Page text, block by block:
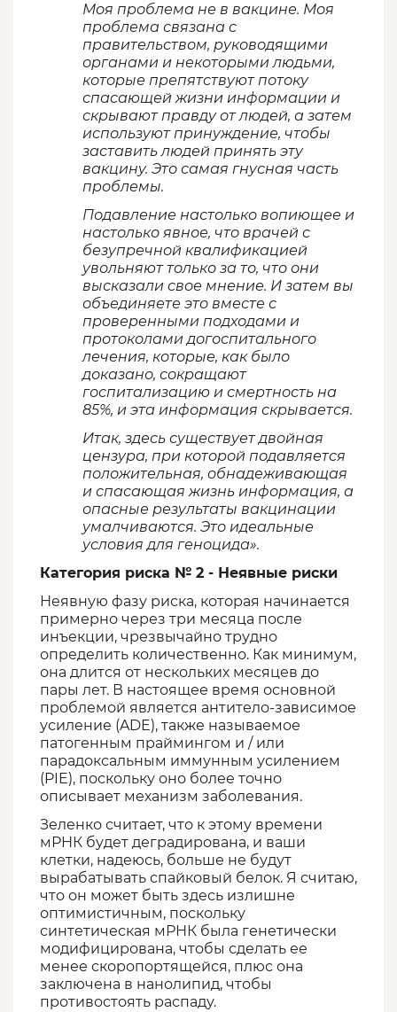
Моя проблема не в вакцине. Моя
проблема связана с
правительством, руководящими
органами и некоторыми людьми,
которые препятствуют потоку
спасающей жизни информации и
скрывают правду от людей, а затем
используют принуждение, чтобы
заставить людей принять эту
вакцину. Это самая гнусная часть
проблемы.
Подавление настолько вопиющее и
настолько явное, что врачей с
безупречной квалификацией
увольняют только за то, что они
высказали свое мнение. И затем вы
объединяете это вместе с
проверенными подходами и
протоколами догоспитального
лечения, которые, как было
доказано, сокращают
госпитализацию и смертность на
85%, и эта информация скрывается.
Итак, здесь существует двойная
цензура, при которой подавляется
положительная, обнадеживающая
и спасающая жизнь информация, а
опасные результаты вакцинации
умалчиваются. Это идеальные
условия для геноцида».
Категория риска № 2 - Неявные риски
Неявную фазу риска, которая начинается
примерно через три месяца после
инъекции, чрезвычайно трудно
определить количественно. Как минимум,
она длится от нескольких месяцев до
пары лет. В настоящее время основной
проблемой является антитело-зависимое
усиление (ADE), также называемое
патогенным праймингом и / или
парадоксальным иммунным усилением
(PIE), поскольку оно более точно
описывает механизм заболевания.
Зеленко считает, что к этому времени
мРНК будет деградирована, и ваши
клетки, надеюсь, больше не будут
вырабатывать спайковый белок. Я считаю,
что он может быть здесь излишне
оптимистичным, поскольку
синтетическая мРНК была генетически
модифицирована, чтобы сделать ее
менее скоропортящейся, плюс она
заключена в нанолипид, чтобы
противостоять распаду.